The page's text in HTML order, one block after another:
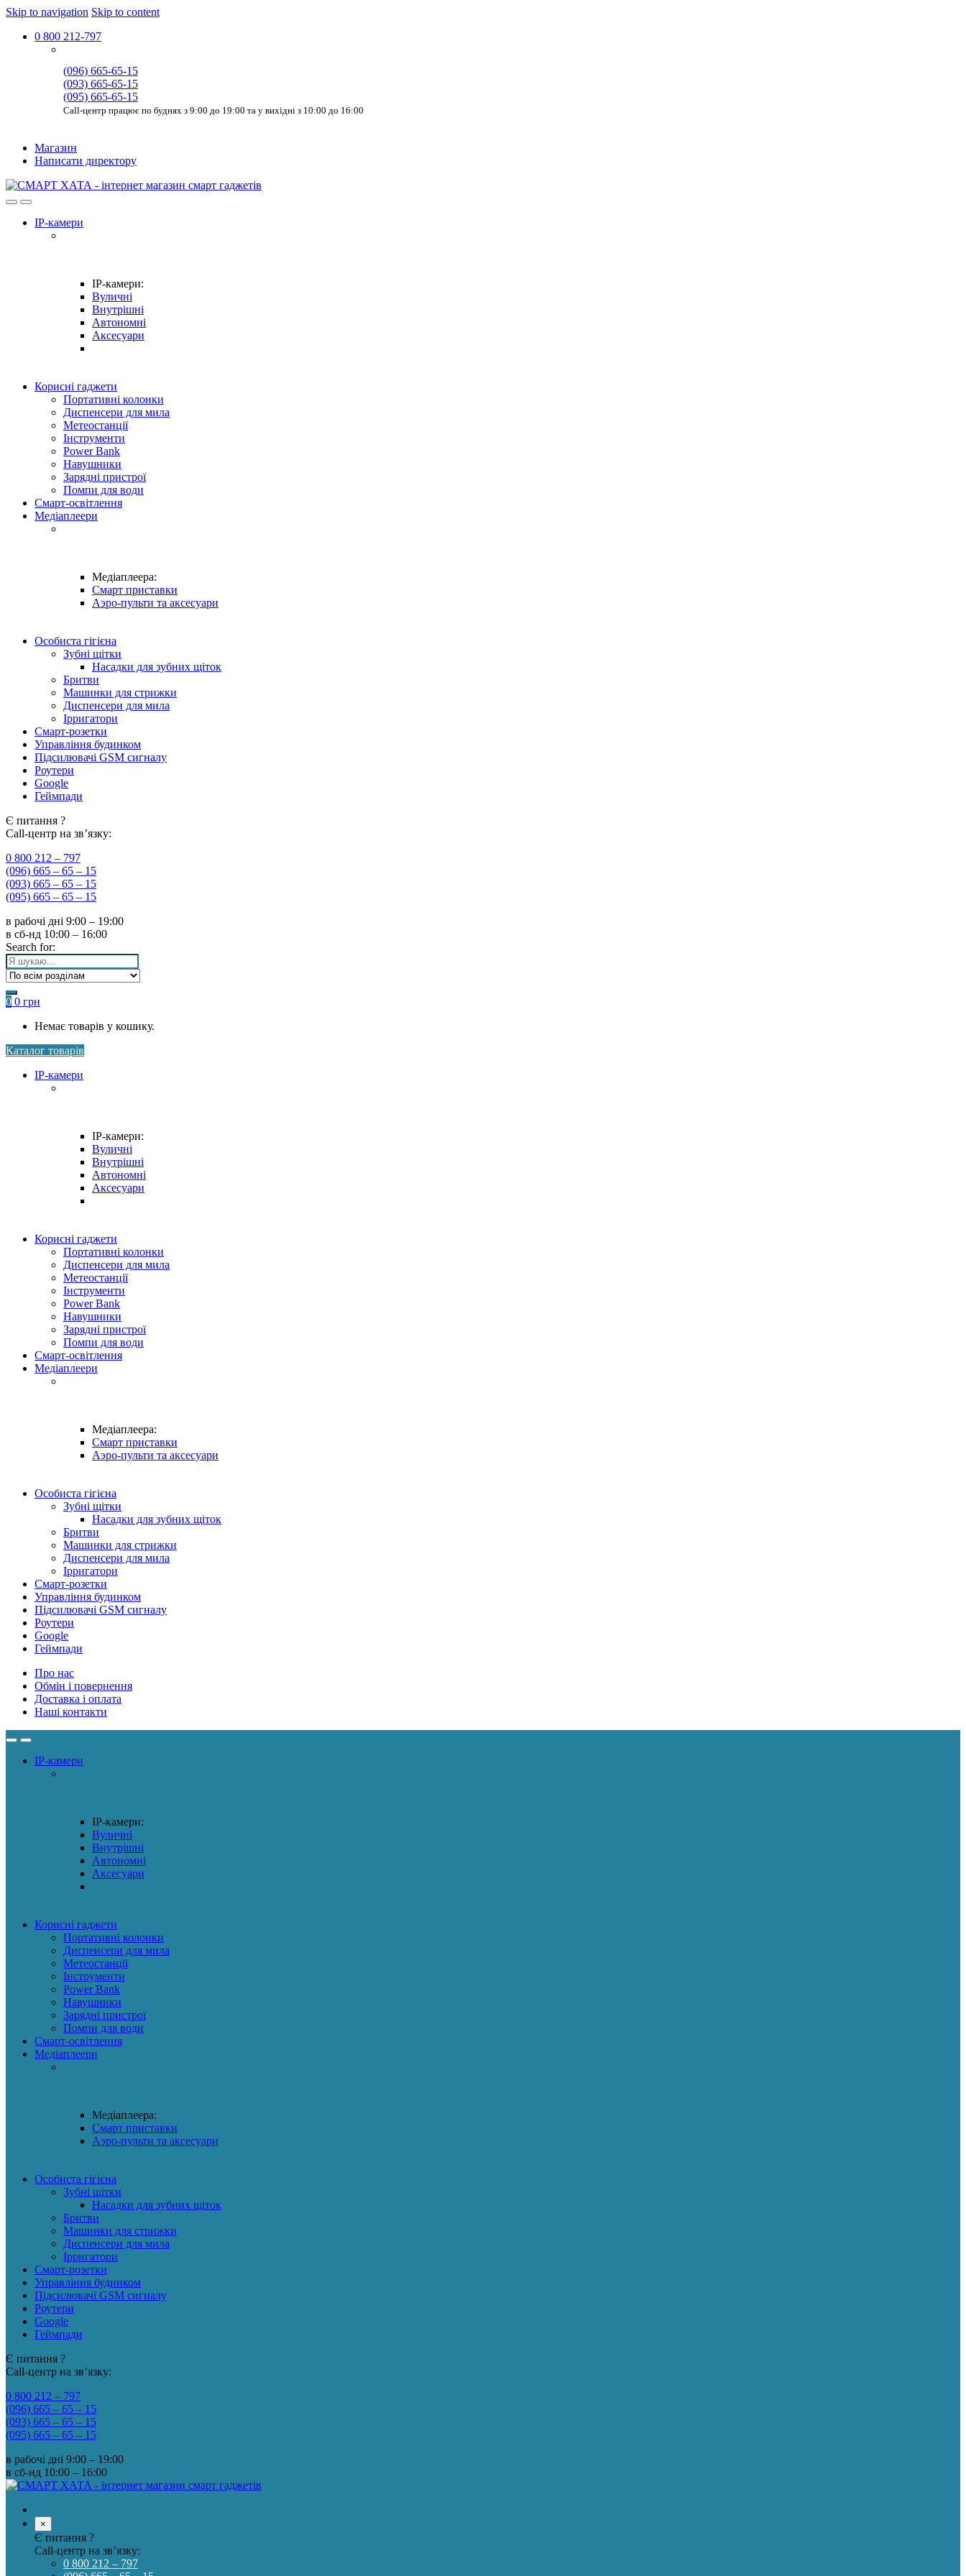
Skip to navigation Skip to content
0 800 212-797
(096) 665-65-15
(093) 665-65-15
(095) 665-65-15
Call-центр працює по буднях з 9:00 до 19:00 та у вихідні з 10:00 до 16:00
Магазин
Написати директору
IP-камери
IP-камери:
Вуличні
Внутрішні
Автономні
Аксесуари
Корисні гаджети
Портативні колонки
Диспенсери для мила
Метеостанції
Інструменти
Power Bank
Навушники
Зарядні пристрої
Помпи для води
Смарт-освітлення
Медіаплеери
Медіаплеера:
Смарт приставки
Аэро-пульти та аксесуари
Особиста гігієна
Зубні щітки
Насадки для зубних щіток
Бритви
Машинки для стрижки
Диспенсери для мила
Ірригатори
Смарт-розетки
Управління будинком
Підсилювачі GSM сигналу
Роутери
Google
Геймпади
Є питання ?
Call-центр на зв’язку:
0 800 212 – 797
(096) 665 – 65 – 15
(093) 665 – 65 – 15
(095) 665 – 65 – 15
в рабочі дні 9:00 – 19:00
в сб-нд 10:00 – 16:00
Search for:
0 0 грн
Немає товарів у кошику.
Каталог товарів
IP-камери
IP-камери:
Вуличні
Внутрішні
Автономні
Аксесуари
Корисні гаджети
Портативні колонки
Диспенсери для мила
Метеостанції
Інструменти
Power Bank
Навушники
Зарядні пристрої
Помпи для води
Смарт-освітлення
Медіаплеери
Медіаплеера:
Смарт приставки
Аэро-пульти та аксесуари
Особиста гігієна
Зубні щітки
Насадки для зубних щіток
Бритви
Машинки для стрижки
Диспенсери для мила
Ірригатори
Смарт-розетки
Управління будинком
Підсилювачі GSM сигналу
Роутери
Google
Геймпади
Про нас
Обмін і повернення
Доставка і оплата
Наші контакти
IP-камери
IP-камери:
Вуличні
Внутрішні
Автономні
Аксесуари
Корисні гаджети
Портативні колонки
Диспенсери для мила
Метеостанції
Інструменти
Power Bank
Навушники
Зарядні пристрої
Помпи для води
Смарт-освітлення
Медіаплеери
Медіаплеера:
Смарт приставки
Аэро-пульти та аксесуари
Особиста гігієна
Зубні щітки
Насадки для зубних щіток
Бритви
Машинки для стрижки
Диспенсери для мила
Ірригатори
Смарт-розетки
Управління будинком
Підсилювачі GSM сигналу
Роутери
Google
Геймпади
Є питання ?
Call-центр на зв’язку:
0 800 212 – 797
(096) 665 – 65 – 15
(093) 665 – 65 – 15
(095) 665 – 65 – 15
в рабочі дні 9:00 – 19:00
в сб-нд 10:00 – 16:00
×
Є питання ?
Call-центр на зв’язку:
0 800 212 – 797